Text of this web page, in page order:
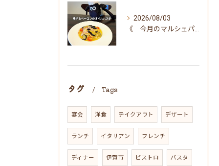
2026/08/03
タグ Tags
宴会 洋食 テイクアウト デザート
ランチ イタリアン フレンチ
ディナー 伊賀市 ビストロ パスタ